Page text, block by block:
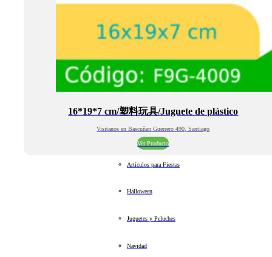
16*19*7 cm/塑料玩具/Juguete de plástico
Visitanos en Bascuñan Guerrero 490, Santiago
Ver Producto
Artículos para Fiestas
Halloween
Juguetes y Peluches
Navidad